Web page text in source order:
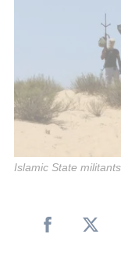
Islamic State